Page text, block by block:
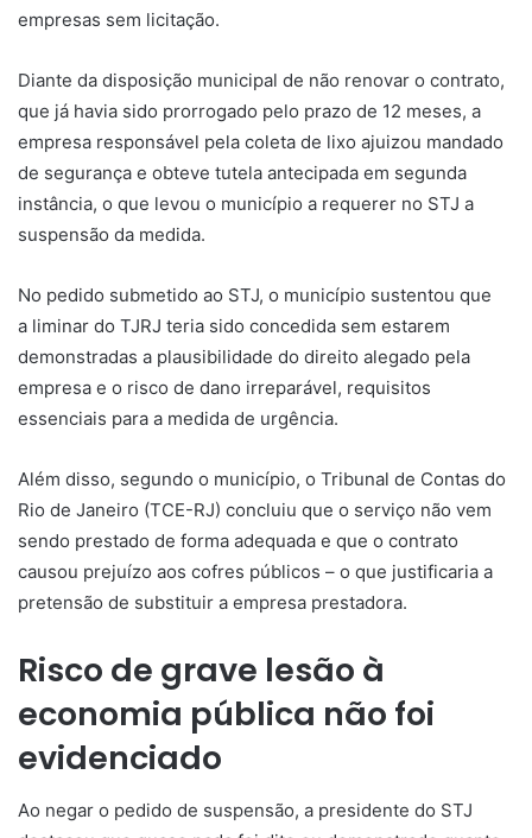
empresas sem licitação.
Diante da disposição municipal de não renovar o contrato,
que já havia sido prorrogado pelo prazo de 12 meses, a
empresa responsável pela coleta de lixo ajuizou mandado
de segurança e obteve tutela antecipada em segunda
instância, o que levou o município a requerer no STJ a
suspensão da medida.
No pedido submetido ao STJ, o município sustentou que
a liminar do TJRJ teria sido concedida sem estarem
demonstradas a plausibilidade do direito alegado pela
empresa e o risco de dano irreparável, requisitos
essenciais para a medida de urgência.
Além disso, segundo o município, o Tribunal de Contas do
Rio de Janeiro (TCE-RJ) concluiu que o serviço não vem
sendo prestado de forma adequada e que o contrato
causou prejuízo aos cofres públicos – o que justificaria a
pretensão de substituir a empresa prestadora.
Risco de grave lesão à
economia pública não foi
evidenciado
Ao negar o pedido de suspensão, a presidente do STJ